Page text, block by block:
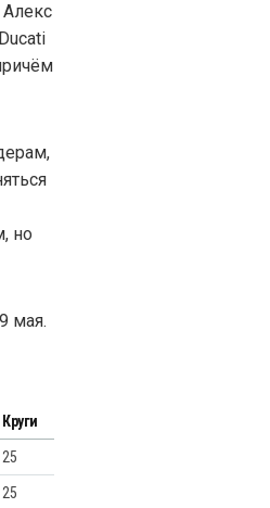
но
мая.
Круги
25
25